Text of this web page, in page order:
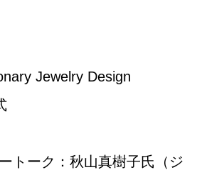
Jewelry Design
トーク：秋山真樹子氏（ジ